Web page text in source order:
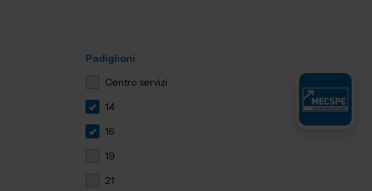
Padiglioni
Centro servizi
14
16
19
21